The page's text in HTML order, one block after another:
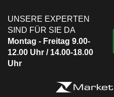
UNSERE EXPERTEN
SIND FÜR SIE DA
Montag - Freitag 9.00-
12.00 Uhr / 14.00-18.00
Uhr